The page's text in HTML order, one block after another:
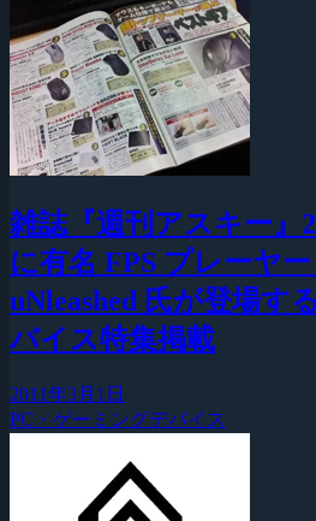
雑誌『週刊アスキー』
に有名 FPS プレーヤー
uNleashed 氏が登場す
バイス特集掲載
2011年3月1日
PC・ゲーミングデバイス